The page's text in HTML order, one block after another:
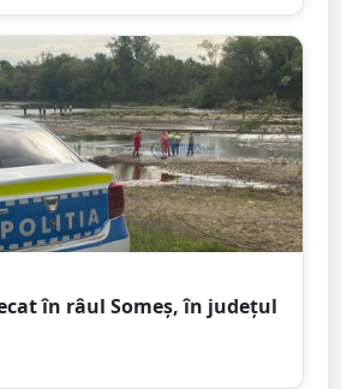
în râul Someș, în județul